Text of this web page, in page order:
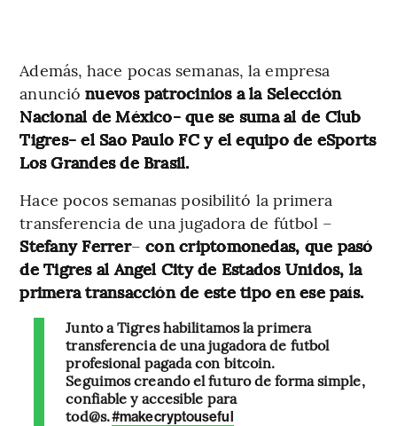
Además, hace pocas semanas, la empresa
anunciónuevos patrocinios a la Selección
Nacional de México- que se suma al de Club
Tigres- el Sao Paulo FC y el equipo de eSports
Los Grandes de Brasil.
Hace pocos semanas posibilitó la primera
transferencia de una jugadora de fútbol –
Stefany Ferrer– con criptomonedas, que pasó
de Tigres al Angel City de Estados Unidos, la
primera transacción de este tipo en ese país.
Junto a Tigres habilitamos la primera
transferencia de una jugadora de futbol
profesional pagada con bitcoin.
Seguimos creando el futuro de forma simple,
confiable y accesible para
tod@s.#makecryptouseful